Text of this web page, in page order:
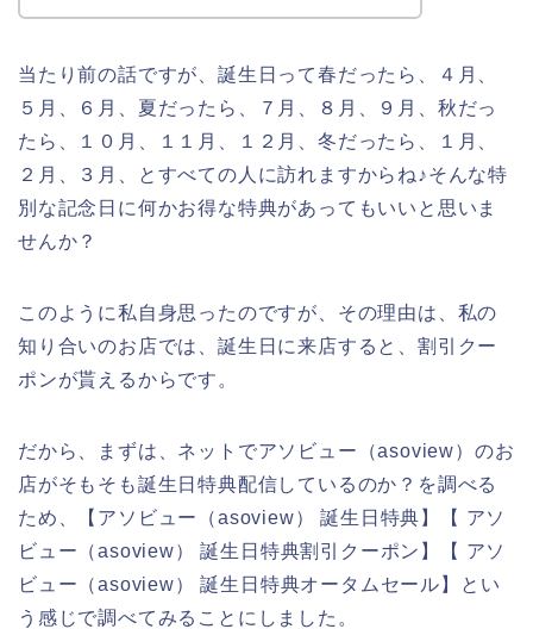
当たり前の話ですが、誕生日って春だったら、４月、
５月、６月、夏だったら、７月、８月、９月、秋だっ
たら、１０月、１１月、１２月、冬だったら、１月、
２月、３月、とすべての人に訪れますからね♪そんな特
別な記念日に何かお得な特典があってもいいと思いま
せんか？
このように私自身思ったのですが、その理由は、私の
知り合いのお店では、誕生日に来店すると、割引クー
ポンが貰えるからです。
だから、まずは、ネットでアソビュー（asoview）のお
店がそもそも誕生日特典配信しているのか？を調べる
ため、【アソビュー（asoview） 誕生日特典】【 アソ
ビュー（asoview） 誕生日特典割引クーポン】【 アソ
ビュー（asoview） 誕生日特典オータムセール】とい
う感じで調べてみることにしました。